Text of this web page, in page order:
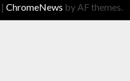
| ChromeNews by AF themes.